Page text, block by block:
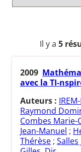
Il y a 5
2009
avec la TI-
Auteurs :
Raymond
Combes Marie-
Jean-Manuel ;
Thérèse ; Salles